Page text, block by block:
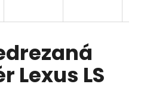
Lexus LS